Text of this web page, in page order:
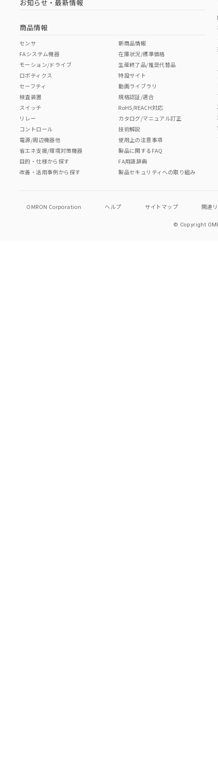
お知らせ・最新情報
商品情報
センサ
FAシステム機器
モーション/ドライブ
ロボティクス
セーフティ
検査装置
スイッチ
リレー
コントロール
電源/周辺機器他
省エネ支援/環境対策機器
目的・仕様から探す
改善・活用事例から探す
新商品情報
在庫状況/標準価格
生産終了品/推奨代替品
特設サイト
動画ライブラリ
規格認証/適合
RoHS/REACH対応
カタログ/マニュアル訂正
技術解説
使用上の注意事項
製品に関するFAQ
FA用語辞典
製品セキュリティへの取り組み
OMRON Corporation ヘルプ サイトマップ 関連
© Copyright